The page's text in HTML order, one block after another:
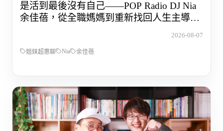
是活到最後沒有自己——POP Radio DJ Nia
余佳蓓，從全職媽媽到重新找回人生主導權
2026-08-07
姐妹超惠聊 Nia 余佳蓓